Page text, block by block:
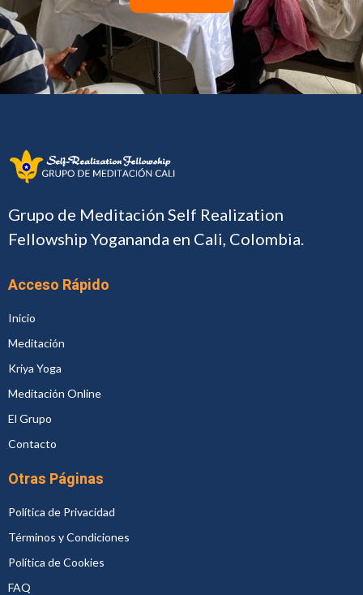
Grupo de Meditación Self Realization
Fellowship Yogananda en Cali, Colombia.
Acceso Rápido
Inicio
Meditación
Kriya Yoga
Meditación Online
El Grupo
Contacto
Otras Páginas
Política de Privacidad
Términos y Condiciones
Política de Cookies
FAQ